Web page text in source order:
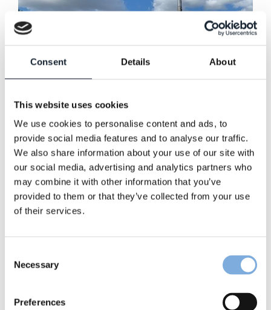
Consent Details About
This website uses cookies
We use cookies to personalise content and ads, to
provide social media features and to analyse our traffic.
We also share information about your use of our site with
our social media, advertising and analytics partners who
may combine it with other information that you’ve
provided to them or that they’ve collected from your use
of their services.
Selection
Necessary
Preferences
Die Bundesregierung hat neue
Energiesparmaßnahmen beschlossen, um die
Energieversorgung der nächsten Monate
am Standort Frankfurt macht vor, wie es
geht:
Wir regulieren unter anderem den Durchsatz der